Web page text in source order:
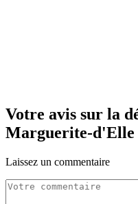
Votre avis sur la
Marguerite-d'Elle
Laissez un commentaire